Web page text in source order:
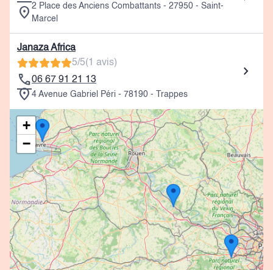
2 Place des Anciens Combattants - 27950 - Saint-
Marcel
Janaza Africa
5/5(1 avis)
06 67 91 21 13
4 Avenue Gabriel Péri - 78190 - Trappes
+
−